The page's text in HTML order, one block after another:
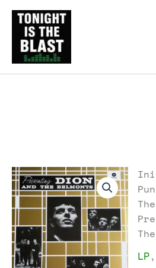
contenido
LP